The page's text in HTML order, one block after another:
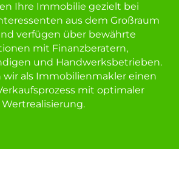
Ihre Immobilie gezielt bei
aus dem Großraum
verfügen über bewährte
mit Finanzberatern,
und Handwerksbetrieben.
wir als Immobilienmakler einen
mit optimaler
Wertrealisierung.